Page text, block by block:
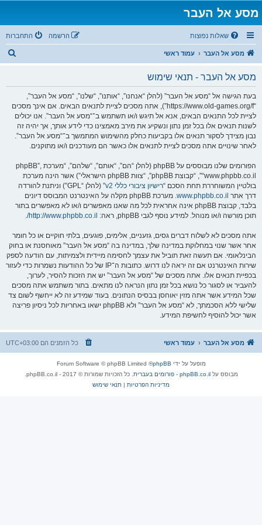
מסע אל העבר
שאלות נפוצות התחברות הרשמה
מסע אל העבר עמוד ראשי
מסע אל העבר - תנאי שימוש
בעת הגישה אל “מסע אל העבר” (להלן “אנחנו”, “אותנו”, “שלנו”, “מסע אל העבר”,
“https://www.old-games.org/f”), אתה מסכים לציית לתנאים הבאים. אם אינך מסכים
לציית לכל התנאים הבאים, אנא אל תיגש ו/או תשתמש ב־“מסע אל העבר”. אנו יכולים
לשנות תנאים אלו בכל זמן נתון ונשקיע את מירב מאמצינו כדי לידע אותך, אך יהיה זה
נבון מצידך לסקור תנאים אלו בקביעות כחלק מהשימוש המתמשך ב־“מסע אל העבר”.
לאחר שינויים אתה מסכים לציית לתנאים אלו כאשר הם מעודכנים ו/או מתוקנים.
הפורומים שלנו מבוססים על phpBB (להלן “הם”, “אותם”, “שלהם”, “מערכת phpBB”,
“www.phpbb.co.il”, “קבוצת phpBB”, “צוות phpBB הישראלי”) אשר הינה מערכת
בולטיין המשוחררת תחת הסכם “רישיון ציבורי כללי v2
” (להלן “GPL”) וניתנת להורדה
דרך אתר www.phpbb.co.il
. מערכת phpBB מקלה על האינטרנט המבוסס דיונים
בלבד, קבוצת phpBB אינה אחראית לכל מה שאנו מאפשרים ו/או לא מאפשרים בתור
תוכן מורשה ו/או מנוהל. למידע נוסף לגבי phpBB, ראה:
http://www.phpbb.co.il/
.
אתה מסכים לא לשלוח דברים גסים, גזעניים, אלימים, פוגעים, בלתי חוקיים או כל חומר
אחר אשר שנוי במחלוקת במדינה שלך, במדינה בה “מסע אל העבר” מאוחסנת או בחוק
הבינלאומי. אם תעשה זאת תוביל את עצמך לחסימה מיידית ולצמיתות, עם הודעה לספק
שירות האינטרנט אם זה יראה לנו דרוש. כתובות ה־IP של כל ההודעות נשמרות כדי לעזור
בכפיית תנאים אלו. אתה מסכים של “מסע אל העבר” יש את הזכות להסיר, לערוך,
להעביר או לסגור כל נושא בכל זמן נתון הנראה לנו מתאים. בתור משתמש אתה מסכים
שכל המידע אשר אתה מזין יאוחסן בבסיס הנתונים. בעוד שמידע זה לא ייחשף לשום צד
שלישי ללא הסכמתך, לא “מסע אל העבר” ולא phpBB ישאו באחריות לכל ניסיון פריצה
אשר יכול להוסיף לחשיפת המידע.
מסע אל העבר עמוד ראשי כל הזמנים הם UTC+03:00
מופעל על ידי phpBB
® Forum Software © phpBB Limited
מבוסס עלphpBB.co.il - פורומים בעברית
. כל הזכויות שמורות © 2017 - phpBB.co.il.
מדיניות הפרטיות | תנאי שימוש